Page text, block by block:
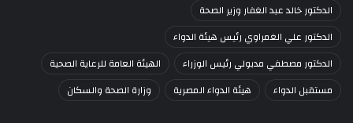
الدكتور خالد عبد الغفار وزير الصحة
الدكتور علي الغمراوي رئيس هيئة الدواء
الدكتور مصطفي مدبولي رئيس الوزراء
الهيئة العامة للرعاية الصحية
مستقبل الدواء
هيئة الدواء المصرية وزارة الصحة والسكان